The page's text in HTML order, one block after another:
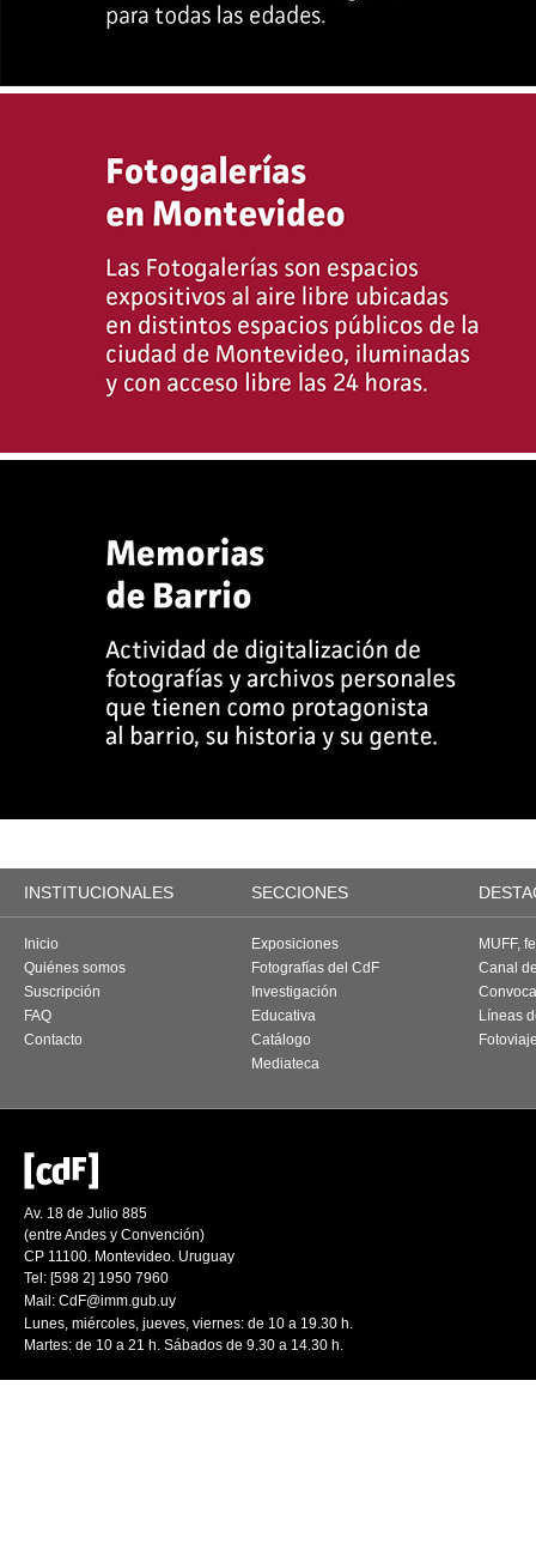
INSTITUCIONALES SECCIONES
Inicio
Quiénes somos
Suscripción
FAQ
Contacto
Exposiciones
Fotografías del CdF
Investigación
Educativa
Catálogo
Mediateca
MUFF,
Canal
Líneas
Av. 18 de Julio 885
(entre Andes y Convención)
CP 11100. Montevideo. Uruguay
Tel: [598 2] 1950 7960
Mail: CdF@imm.gub.uy
Lunes, miércoles, jueves, viernes: de 10 a 19.30 h.
Martes: de 10 a 21 h. Sábados de 9.30 a 14.30 h.